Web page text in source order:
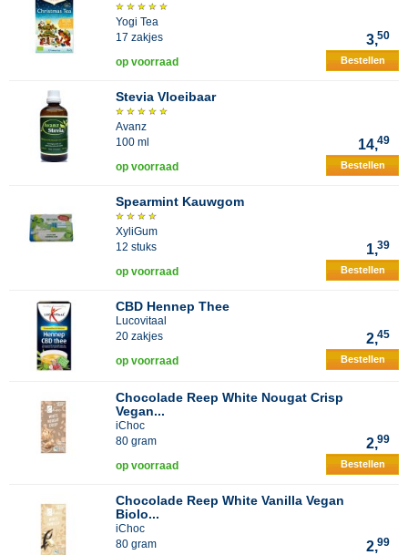
Yogi Tea
17 zakjes
3,50
op voorraad Bestellen
Stevia Vloeibaar
Avanz
100 ml
14,49
op voorraad Bestellen
Spearmint Kauwgom
XyliGum
12 stuks
1,39
op voorraad Bestellen
CBD Hennep Thee
Lucovitaal
20 zakjes
2,45
op voorraad Bestellen
Chocolade Reep White Nougat Crisp
Vegan...
iChoc
80 gram
2,99
op voorraad Bestellen
Chocolade Reep White Vanilla Vegan
Biolo...
iChoc
80 gram
2,99